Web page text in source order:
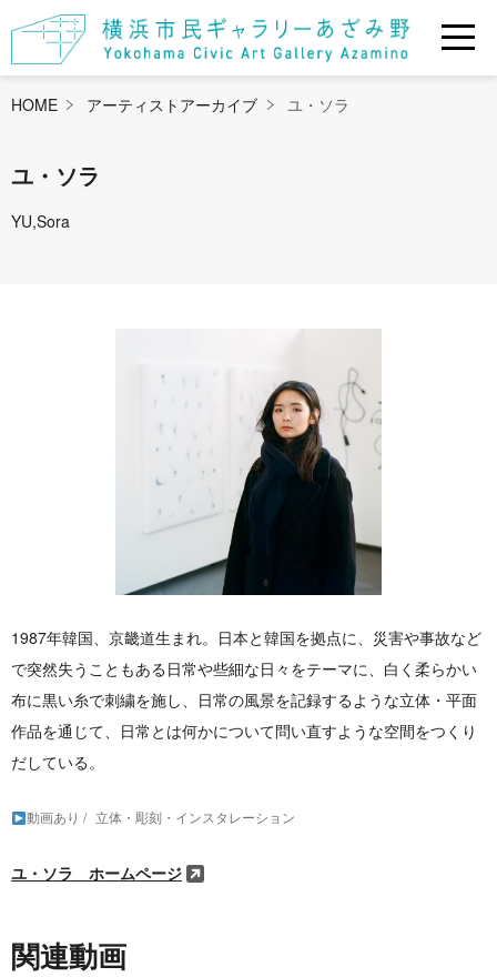
HOME アーティストアーカイブ ユ・ソラ
ユ・ソラ
YU,Sora
1987年韓国、京畿道生まれ。日本と韓国を拠点に、災害や事故など
で突然失うこともある日常や些細な日々をテーマに、白く柔らかい
布に黒い糸で刺繍を施し、日常の風景を記録するような立体・平面
作品を通じて、日常とは何かについて問い直すような空間をつくり
だしている。
動画あり 立体・彫刻・インスタレーション
ユ・ソラ ホームページ
関連動画